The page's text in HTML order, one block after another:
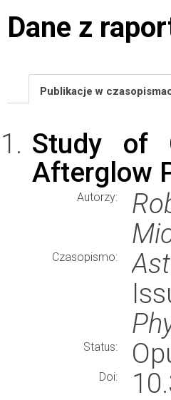
Dane z
Publikacje w
Study of
Afterglow
Autorzy:
Czasopismo:
Status:
Doi: